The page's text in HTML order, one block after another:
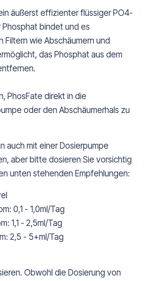
äußerst effizienter flüssiger PO4-
Phosphat bindet und es
Filtern wie Abschäumern und
das Phosphat aus dem
PhosFate direkt in die
oder den Abschäumerhals zu
auch mit einer Dosierpumpe
aber bitte dosieren Sie vorsichtig
unten stehenden Empfehlungen:
0,1 - 1,0ml/Tag
1,1 - 2,5ml/Tag
2,5 - 5+ml/Tag
Obwohl die Dosierung von